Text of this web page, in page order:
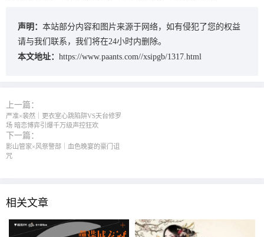
声明： 本站部分内容和图片来源于网络，如有侵犯了您的权益
请与我们联系，我们将在24小时内删除。
本文地址： https://www.paants.com//xsipgb/1317.html
上一篇：
严准×裴然｜更衣室心跳陷阱VS天台修罗
场 暗恋博弈引爆千万级声控狂欢
下一篇：
影山管家×风祭警部｜血色晚宴的豪门诅
咒
相关文章